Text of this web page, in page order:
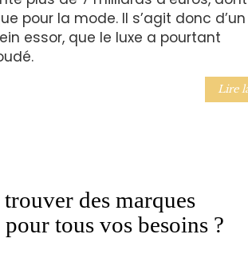
pour la mode. Il s’agit donc d’un
essor, que le luxe a pourtant
Lire
des marques
tous vos besoins ?